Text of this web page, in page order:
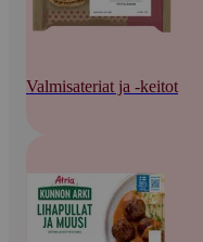
Valmisateriat ja -keitot